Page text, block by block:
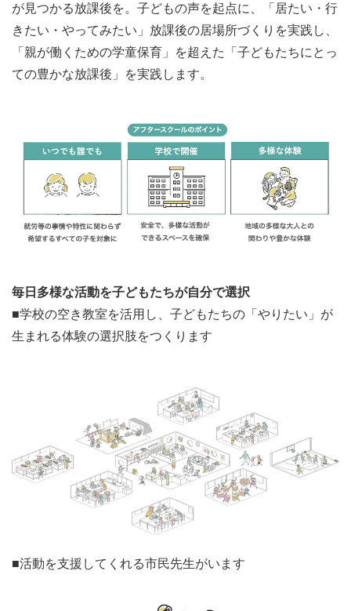
が見つかる放課後を。子どもの声を起点に、「居たい・行
きたい・やってみたい」放課後の居場所づくりを実践し、
「親が働くための学童保育」を超えた「子どもたちにとっ
ての豊かな放課後」を実践します。
毎日多様な活動を子どもたちが自分で選択
■学校の空き教室を活用し、子どもたちの「やりたい」が
生まれる体験の選択肢をつくります
■活動を支援してくれる市民先生がいます